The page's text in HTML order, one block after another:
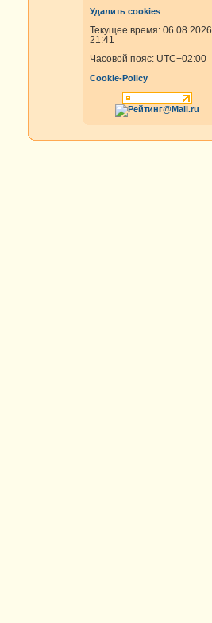
Удалить cookies
Текущее время: 06.08.2026
21:41
Часовой пояс: UTC+02:00
Cookie-Policy